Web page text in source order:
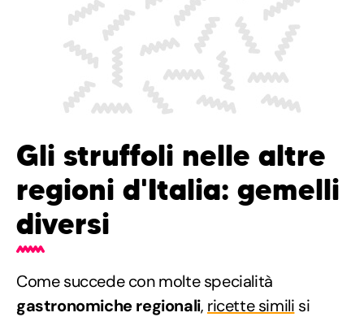
Gli struffoli nelle altre
regioni d'Italia: gemelli
diversi
Come succede con molte specialità
gastronomiche regionali, ricette simili si